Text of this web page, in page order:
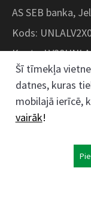
AS SEB banka,
Kods:
Konts:
pagasts,
Šī tīmekļa
datnes, kuras
mobilajā ierīcē,
vairāk!